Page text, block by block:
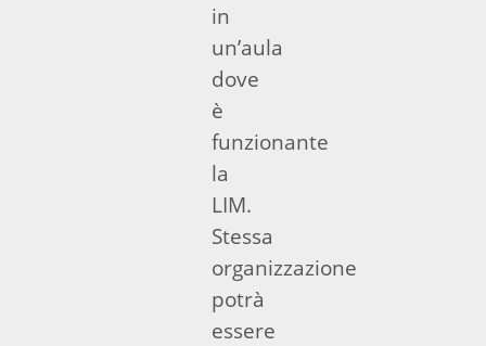
in
un’aula
dove
è
funzionante
la
LIM.
Stessa
organizzazione
potrà
essere